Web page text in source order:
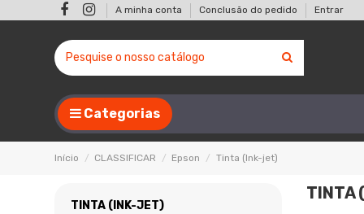
A minha conta Conclusão do pedido Entrar
Categorias
Início CLASSIFICAR Epson Tinta (Ink-jet)
TINTA
TINTA (INK-JET)